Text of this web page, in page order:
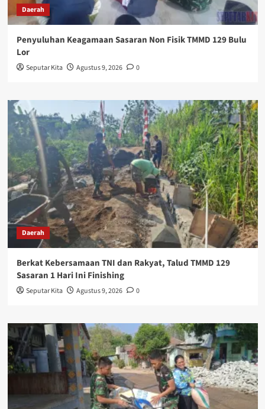
Daerah
Penyuluhan Keagamaan Sasaran Non Fisik TMMD 129 Bulu
Lor
Seputar Kita Agustus 9, 2026 0
Daerah
Berkat Kebersamaan TNI dan Rakyat, Talud TMMD 129
Sasaran 1 Hari Ini Finishing
Seputar Kita Agustus 9, 2026 0